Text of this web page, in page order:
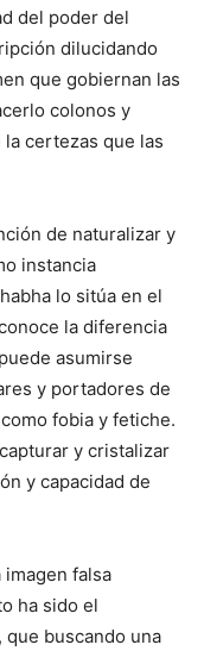
del poder del
dilucidando
que gobiernan las
colonos y
certezas que las
de naturalizar y
instancia
lo sitúa en el
la diferencia
asumirse
y portadores de
fobia y fetiche.
y cristalizar
y capacidad de
falsa
ha sido el
buscando una